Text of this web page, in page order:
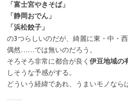
「富士宮やきそば」
「静岡おでん」
「浜松餃子」
の3つらしいのだが、綺麗に東・中・
偶然……では無いのだろう。
そろそろ非常に都合が良く 伊豆地域の
しそうな予感がする。
どういう経緯であれ、うまいモノなら